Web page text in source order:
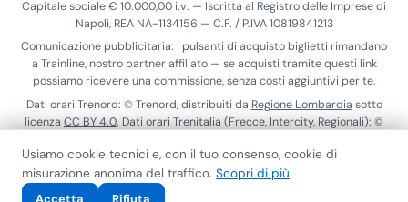
Capitale sociale € 10.000,00 i.v. — Iscritta al Registro delle Imprese di
Napoli, REA NA-1134156 — C.F. / P.IVA 10819841213
Comunicazione pubblicitaria: i pulsanti di acquisto biglietti rimandano
a Trainline, nostro partner affiliato — se acquisti tramite questi link
possiamo ricevere una commissione, senza costi aggiuntivi per te.
Dati orari Trenord: © Trenord, distribuiti da Regione Lombardia sotto
licenzaCC BY 4.0. Dati orari Trenitalia (Frecce, Intercity, Regionali): ©
sensi del Reg. (UE) 2017/1926. Dati realtime Trenitalia:ViaggiaTreno
Calendario scioperi:MIT.
Privacy Policy
Cookie Policy
Usiamo cookie tecnici e, con il tuo consenso, cookie di
misurazione anonima del traffico. Scopri di più
Accetta
Rifiuta